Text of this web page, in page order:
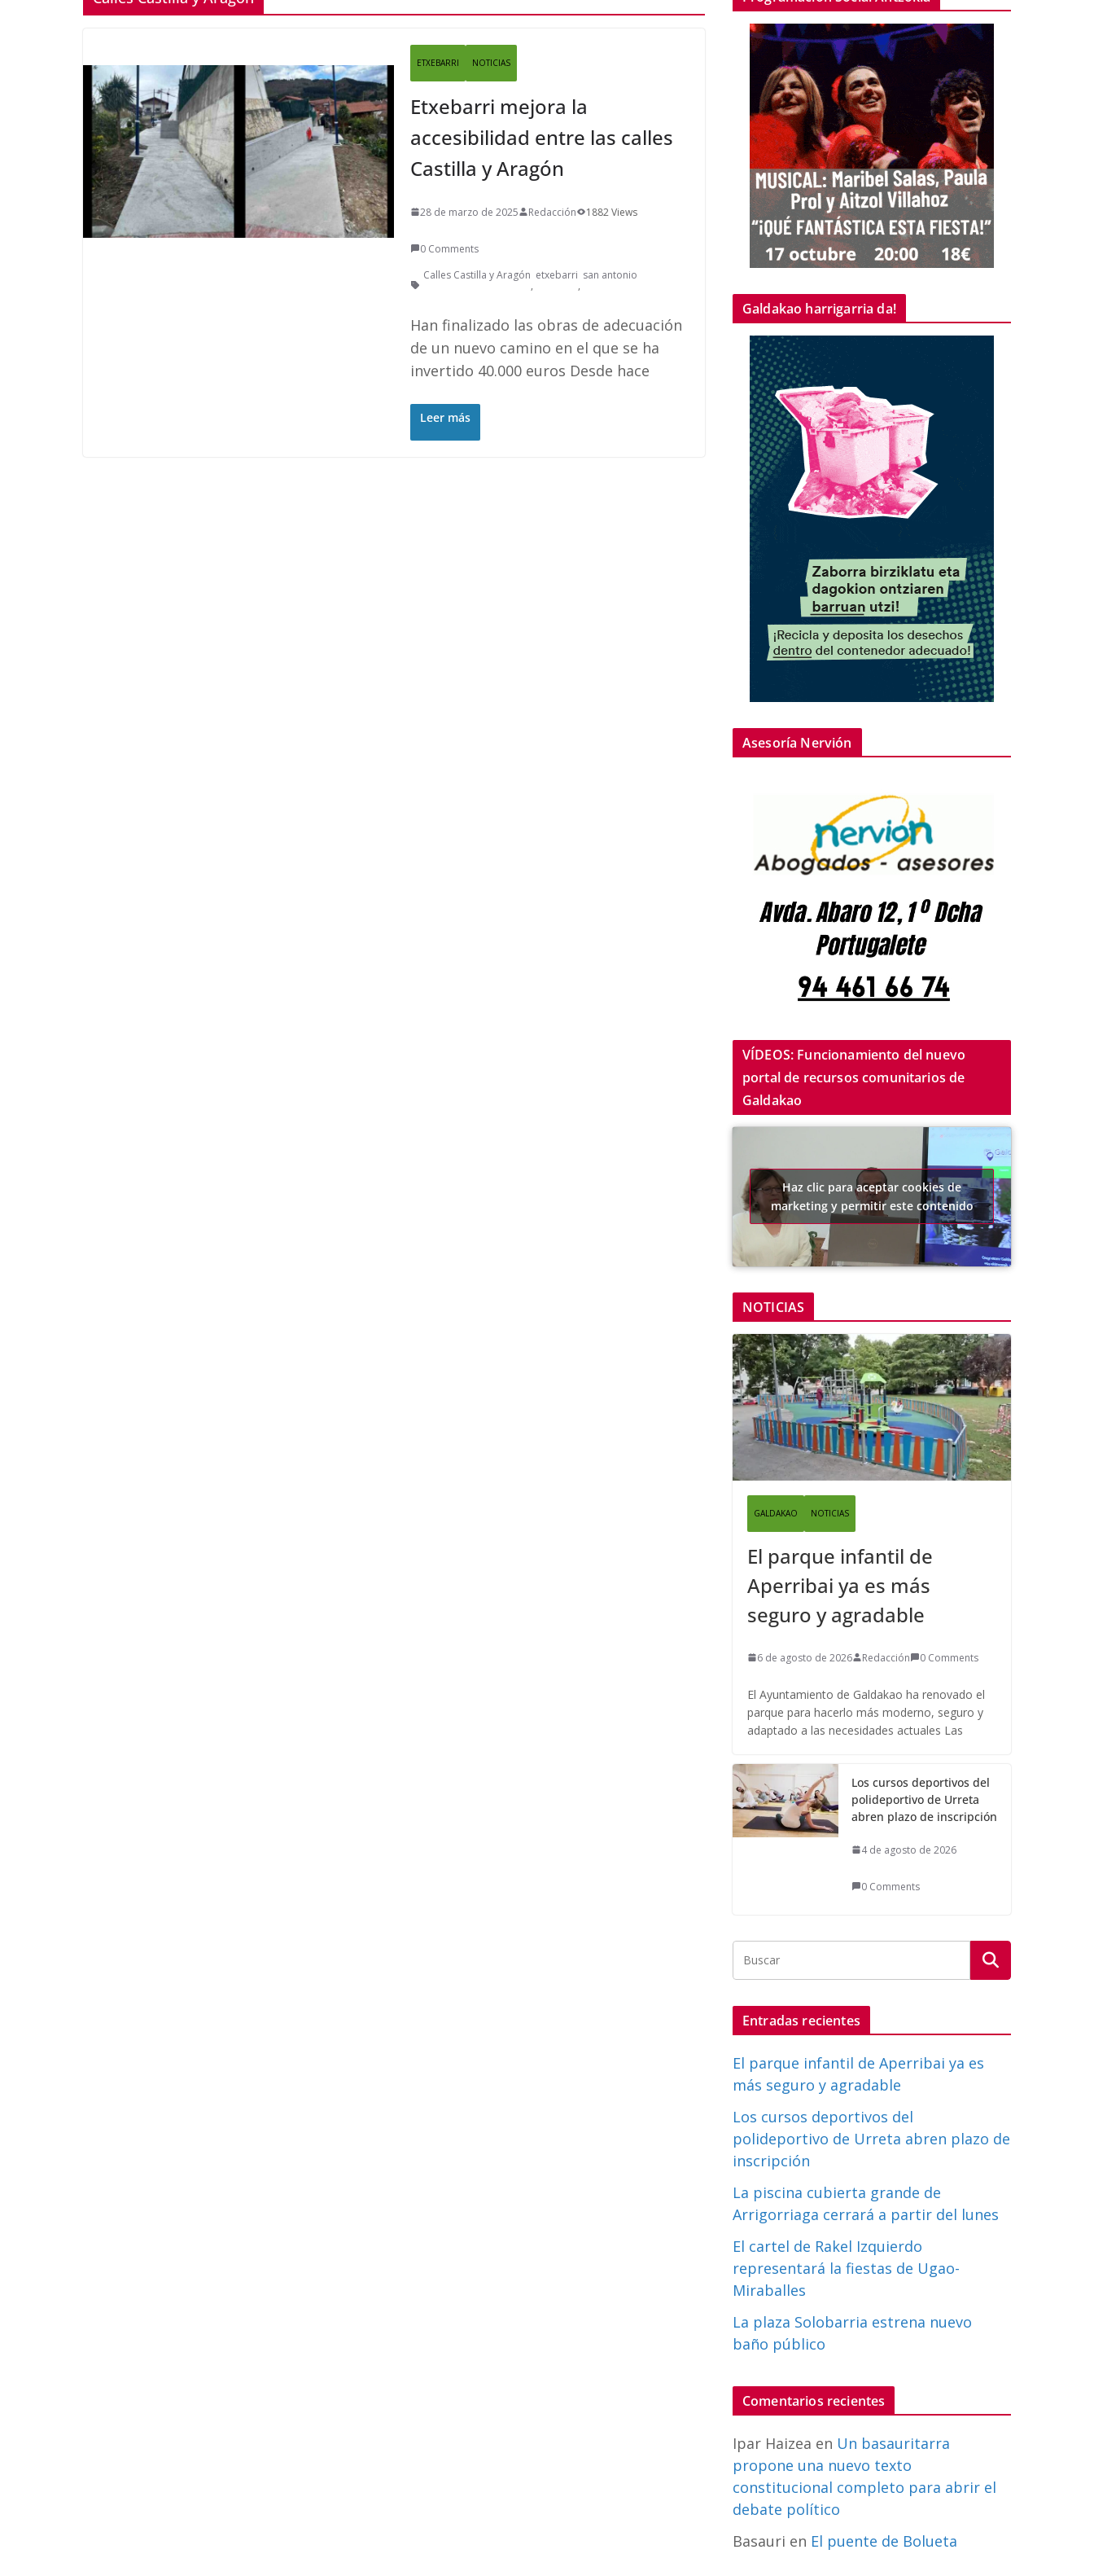
ETXEBARRI NOTICIAS
Etxebarri mejora la
accesibilidad entre las calles
Castilla y Aragón
28 de marzo de 2025 Redacción 1882 Views
0 Comments
Calles Castilla y Aragón
,
etxebarri
,
san antonio
Han finalizado las obras de adecuación
de un nuevo camino en el que se ha
invertido 40.000 euros Desde hace
Leer más
Galdakao harrigarria da!
Asesoría Nervión
VÍDEOS: Funcionamiento del nuevo
portal de recursos comunitarios de
Galdakao
Haz clic para aceptar cookies de
marketing y permitir este contenido
NOTICIAS
GALDAKAO NOTICIAS
El parque infantil de
Aperribai ya es más
seguro y agradable
6 de agosto de 2026 Redacción 0 Comments
El Ayuntamiento de Galdakao ha renovado el
parque para hacerlo más moderno, seguro y
adaptado a las necesidades actuales Las
Los cursos deportivos del
polideportivo de Urreta
abren plazo de inscripción
4 de agosto de 2026
0 Comments
Entradas recientes
El parque infantil de Aperribai ya es
más seguro y agradable
Los cursos deportivos del
polideportivo de Urreta abren plazo de
inscripción
La piscina cubierta grande de
Arrigorriaga cerrará a partir del lunes
El cartel de Rakel Izquierdo
representará la fiestas de Ugao-
Miraballes
La plaza Solobarria estrena nuevo
baño público
Comentarios recientes
Ipar Haizea en Un basauritarra
propone una nuevo texto
constitucional completo para abrir el
debate político
Basauri en El puente de Bolueta